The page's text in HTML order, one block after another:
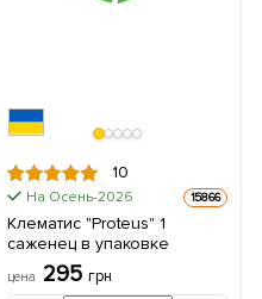
10
На Осень-2026 15866
Клематис "Proteus" 1
саженец в упаковке
цена 295 грн